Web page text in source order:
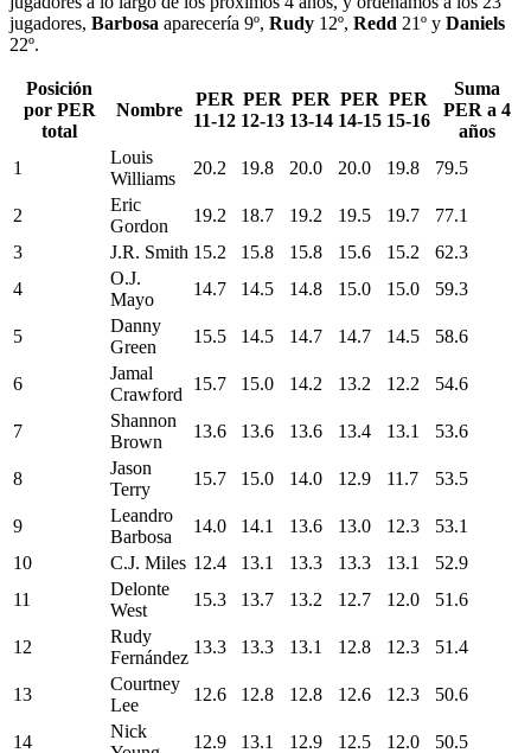
jugadores, Barbosa aparecería 9º, Rudy 12º, Redd 21º y Daniels
22º.
Posición
por PER
total
Nombre
PER
11-12
PER
12-13
PER
13-14
PER
14-15
PER
15-16
Suma
PER a 4
años
1
Louis
Williams
20.2 19.8 20.0 20.0 19.8 79.5
2
Eric
Gordon
19.2 18.7 19.2 19.5 19.7
77.1
3
J.R. Smith 15.2 15.8 15.8 15.6 15.2
62.3
4
O.J.
Mayo
14.7 14.5 14.8 15.0 15.0 59.3
5
Danny
Green
15.5 14.5 14.7 14.7 14.5 58.6
6
Jamal
Crawford
15.7 15.0 14.2 13.2 12.2 54.6
7
Shannon
Brown
13.6 13.6 13.6 13.4 13.1 53.6
8
Jason
Terry
15.7 15.0 14.0 12.9 11.7 53.5
9
Leandro
Barbosa
14.0 14.1 13.6 13.0 12.3
53.1
10
C.J. Miles 12.4 13.1 13.3 13.3 13.1
52.9
11
Delonte
West
15.3 13.7 13.2 12.7 12.0 51.6
12
Rudy
Fernández
13.3 13.3 13.1 12.8 12.3 51.4
13
Courtney
Lee
12.6 12.8 12.8 12.6 12.3 50.6
14
Nick
12.9 13.1 12.9 12.5 12.0 50.5